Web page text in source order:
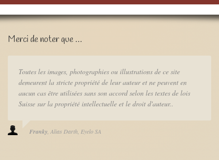
Merci de noter que …
Toutes les images, photographies ou illustrations de ce site
demeurent la stricte propriété de leur auteur et ne peuvent en
aucun cas être utilisées sans son accord selon les textes de lois
Suisse sur la propriété intellectuelle et le droit d'auteur..
Franky Alias Darth Eyelo SA